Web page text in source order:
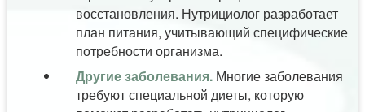
восстановления. Нутрициолог разработает
план питания, учитывающий специфические
потребности организма.
Другие заболевания. Многие заболевания
требуют специальной диеты, которую